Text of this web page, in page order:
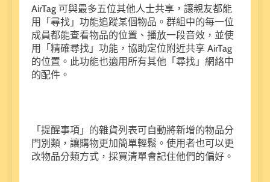
AirTag 可與最多五位其他人士共享，讓親友都能
用「尋找」功能追蹤某個物品。群組中的每一位
成員都能查看物品的位置、播放一段音效，並使
用「精確尋找」功能，協助定位附近共享 AirTag
的位置。此功能也適用所有其他「尋找」網絡中
的配件。
「提醒事項」的雜貨列表可自動將新增的物品分
門別類，讓購物更加簡單輕鬆。使用者也可以更
改物品分類方式，採買清單會記住他們的偏好。